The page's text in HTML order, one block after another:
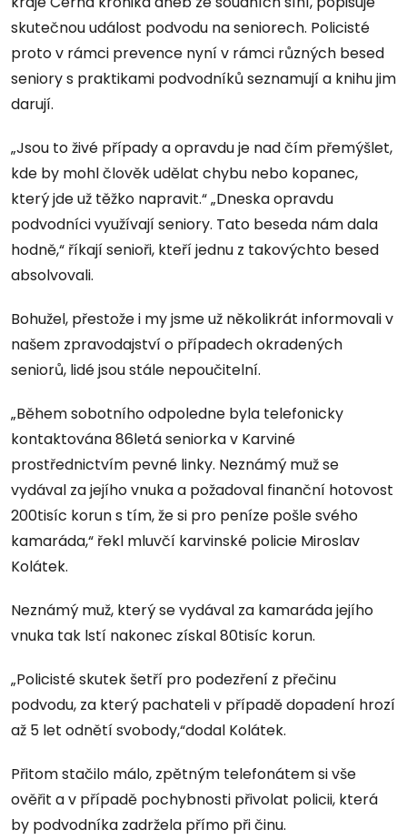
skutečnou událost podvodu na seniorech. Policisté
proto v rámci prevence nyní v rámci různých besed
seniory s praktikami podvodníků seznamují a knihu jim
darují.
„Jsou to živé případy a opravdu je nad čím přemýšlet,
kde by mohl člověk udělat chybu nebo kopanec,
který jde už těžko napravit.“ „Dneska opravdu
podvodníci využívají seniory. Tato beseda nám dala
hodně,“ říkají senioři, kteří jednu z takovýchto besed
absolvovali.
Bohužel, přestože i my jsme už několikrát informovali v
našem zpravodajství o případech okradených
seniorů, lidé jsou stále nepoučitelní.
„Během sobotního odpoledne byla telefonicky
kontaktována 86letá seniorka v Karviné
prostřednictvím pevné linky. Neznámý muž se
vydával za jejího vnuka a požadoval finanční hotovost
200tisíc korun s tím, že si pro peníze pošle svého
kamaráda,“ řekl mluvčí karvinské policie Miroslav
Kolátek.
Neznámý muž, který se vydával za kamaráda jejího
vnuka tak lstí nakonec získal 80tisíc korun.
„Policisté skutek šetří pro podezření z přečinu
podvodu, za který pachateli v případě dopadení hrozí
až 5 let odnětí svobody,“dodal Kolátek.
Přitom stačilo málo, zpětným telefonátem si vše
ověřit a v případě pochybnosti přivolat policii, která
by podvodníka zadržela přímo při činu.